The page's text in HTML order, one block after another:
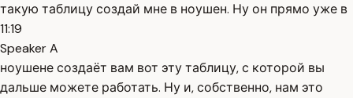
такую таблицу создай мне в ноушен. Ну он прямо уже в
11:19
Speaker A
ноушене создаёт вам вот эту таблицу, с которой вы
дальше можете работать. Ну и, собственно, нам это